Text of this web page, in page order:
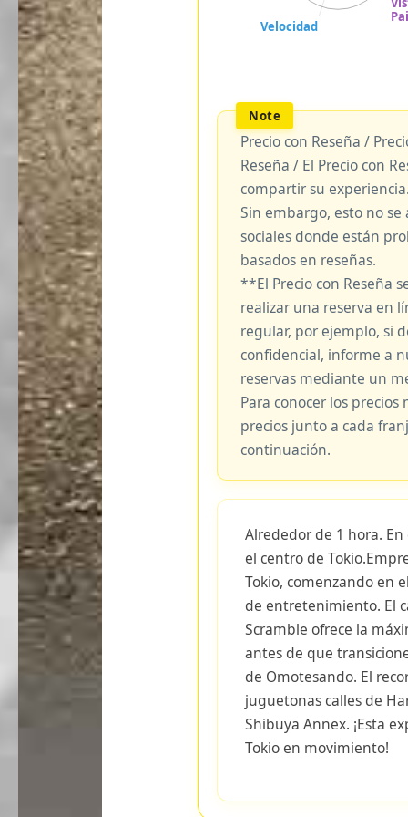
Precio con Reseña /
Reseña / El Precio con
compartir su
Sin embargo, esto no
sociales donde están
basados en reseñas.
**El Precio con Reseña
realizar una reserva en
regular, por ejemplo, si
confidencial, informe a
reservas mediante un
Para conocer los
precios junto a cada
continuación.
Alrededor de 1 hora.
el centro de
Tokio, comenzando en
de entretenimiento. El
Scramble ofrece la
antes de que
de Omotesando. El
juguetonas calles de
Shibuya Annex. ¡Esta
Tokio en movimiento!